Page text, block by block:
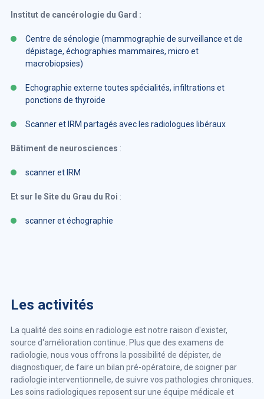
Institut de cancérologie du Gard :
Centre de sénologie (mammographie de surveillance et de
dépistage, échographies mammaires, micro et
macrobiopsies)
Echographie externe toutes spécialités, infiltrations et
ponctions de thyroide
Scanner et IRM partagés avec les radiologues libéraux
Bâtiment de neurosciences :
scanner et IRM
Et sur le Site du Grau du Roi :
scanner et échographie
Les activités
La qualité des soins en radiologie est notre raison d'exister,
source d'amélioration continue. Plus que des examens de
radiologie, nous vous offrons la possibilité de dépister, de
diagnostiquer, de faire un bilan pré-opératoire, de soigner par
radiologie interventionnelle, de suivre vos pathologies chroniques.
Les soins radiologiques reposent sur une équipe médicale et